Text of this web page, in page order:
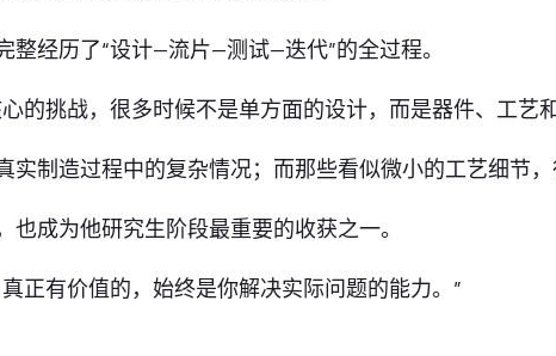
经历了“设计—流片—测试—迭代”的全过程。
的挑战，很多时候不是单方面的设计，而是器件、工艺
制造过程中的复杂情况；而那些看似微小的工艺细节，
成为他研究生阶段最重要的收获之一。
正有价值的，始终是你解决实际问题的能力。”